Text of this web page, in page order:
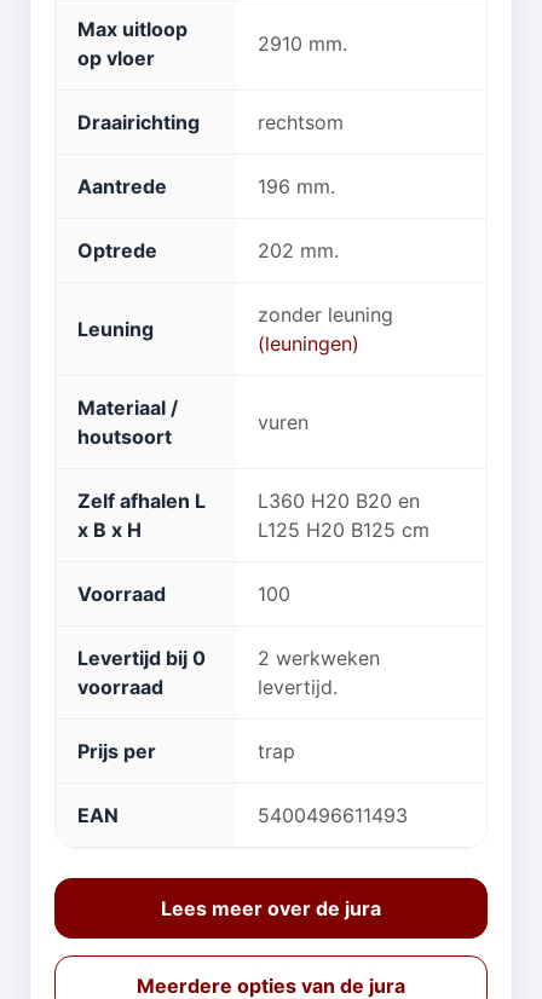
Max uitloop
op vloer
2910 mm.
Draairichting rechtsom
Aantrede 196 mm.
Optrede 202 mm.
Leuning
zonder leuning
(leuningen)
Materiaal /
houtsoort
vuren
Zelf afhalen L
x B x H
L360 H20 B20 en
L125 H20 B125 cm
Voorraad 100
Levertijd bij 0
voorraad
2 werkweken
levertijd.
Prijs per trap
EAN 5400496611493
Lees meer over de jura
Meerdere opties van de jura